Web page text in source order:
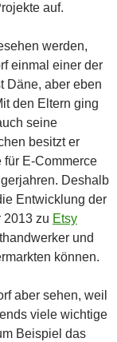
auf.
werden,
einmal einer der
Däne, aber eben
den Eltern ging
seine
besitzt er
für E-Commerce
Deshalb
Entwicklung der
2013 zu Etsy
und
können.
aber sehen, weil
viele wichtige
Beispiel das